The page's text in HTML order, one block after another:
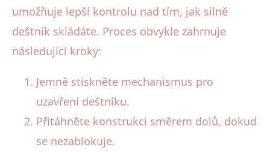
umožňuje lepší kontrolu nad tím, jak silně
deštník skládáte. Proces obvykle zahrnuje
následující kroky:
Jemně stiskněte mechanismus pro
uzavření deštníku.
Přitáhněte konstrukci směrem dolů, dokud
se nezablokuje.